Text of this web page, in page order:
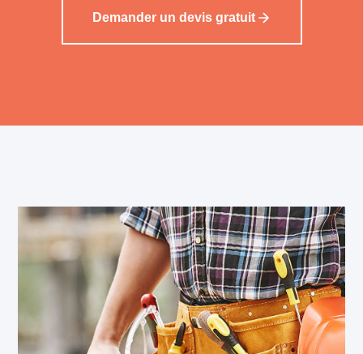
Demander un devis gratuit